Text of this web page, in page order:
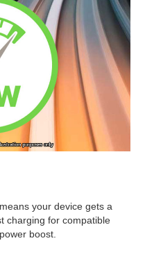
your device gets a
charging for compatible
boost.